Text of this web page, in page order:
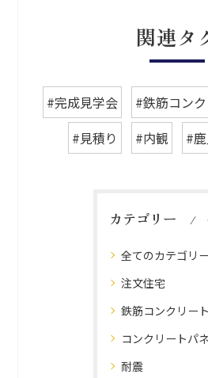
関連タ
#完成見学会 #鉄筋コン
#見積り
#内観 #
カテゴリー
全てのカテゴリー
注文住宅
鉄筋コンクリート
コンクリートパ
耐震